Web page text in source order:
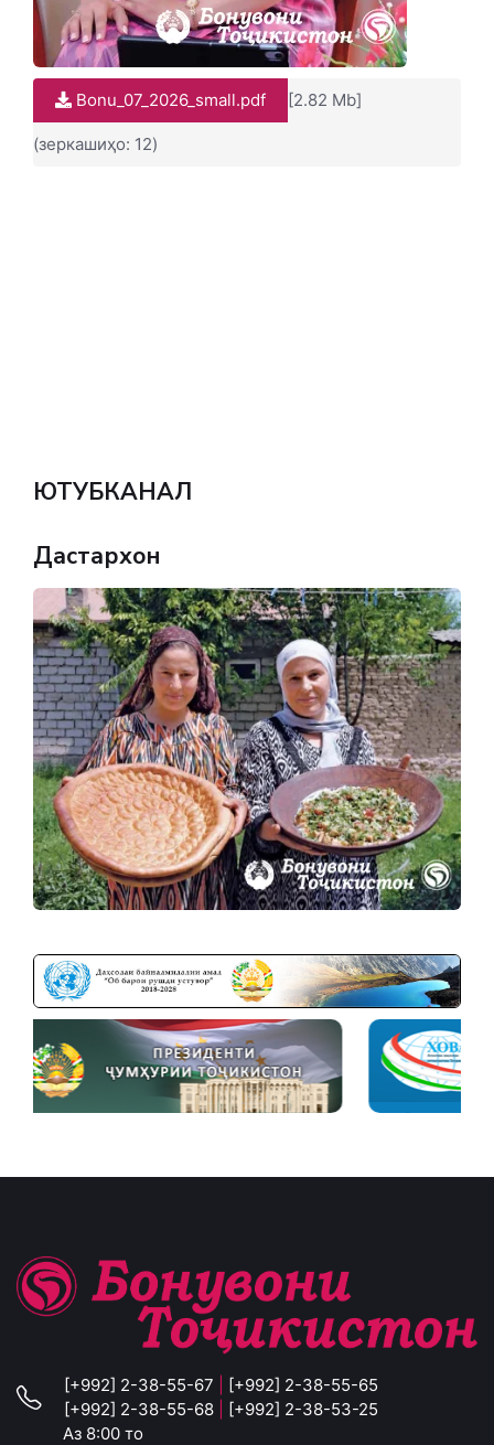
Bonu_07_2026_small.pdf [2.82 Mb]
(зеркашиҳо: 12)
ЮТУБКАНАЛ
Дастархон
[+992] 2-38-55-67
[+992] 2-38-55-65
[+992] 2-38-55-68
[+992] 2-38-53-25
Аз 8:00 то